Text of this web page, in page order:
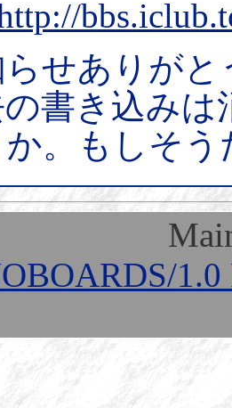
らせありが
書き込み
か。もしそ
1.0